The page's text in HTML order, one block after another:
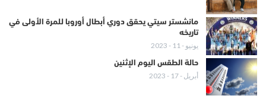
مانشستر سيتي يحقق دوري أبطال أوروبا للمرة الأولى في
تاريخه
يونيو - 11 - 2023
حالة الطقس اليوم الإثنين
أبريل - 17 - 2023